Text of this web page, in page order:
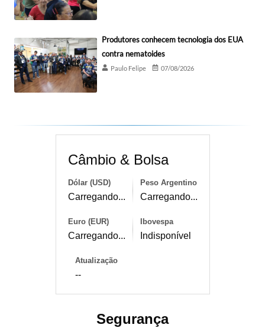
Produtores conhecem tecnologia dos EUA
contra nematoides
Paulo Felipe 07/08/2026
Câmbio & Bolsa
Dólar (USD)
Carregando...
Peso Argentino
Carregando...
Euro (EUR)
Carregando...
Ibovespa
Indisponível
Atualização
--
Segurança